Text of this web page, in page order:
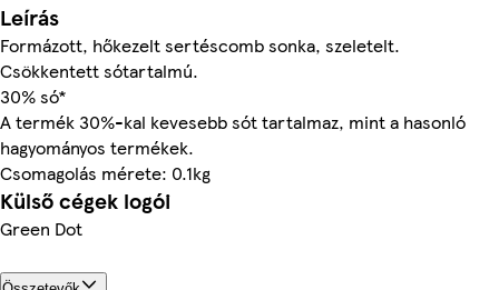
Leírás
Formázott, hőkezelt sertéscomb sonka, szeletelt.
Csökkentett sótartalmú.
30% só*
A termék 30%-kal kevesebb sót tartalmaz, mint a hasonló
hagyományos termékek.
Csomagolás mérete: 0.1kg
Külső cégek logói
Green Dot